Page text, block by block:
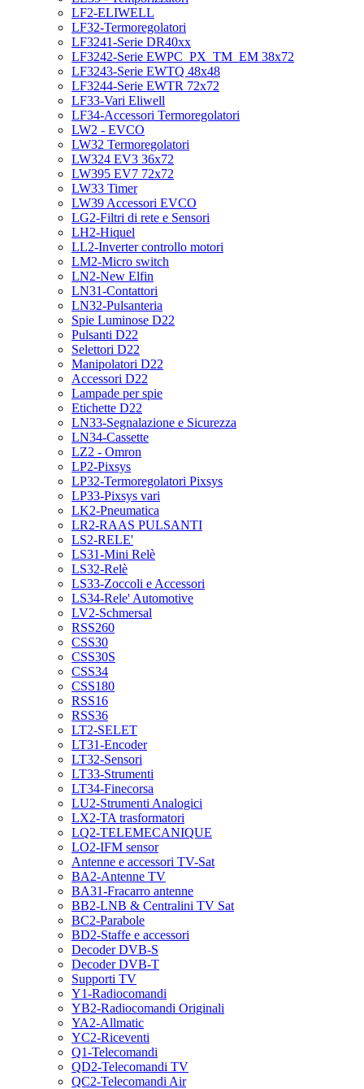
LF2-ELIWELL
LF32-Termoregolatori
LF3241-Serie DR40xx
LF3242-Serie EWPC_PX_TM_EM 38x72
LF3243-Serie EWTQ 48x48
LF3244-Serie EWTR 72x72
LF33-Vari Eliwell
LF34-Accessori Termoregolatori
LW2 - EVCO
LW32 Termoregolatori
LW324 EV3 36x72
LW395 EV7 72x72
LW33 Timer
LW39 Accessori EVCO
LG2-Filtri di rete e Sensori
LH2-Hiquel
LL2-Inverter controllo motori
LM2-Micro switch
LN2-New Elfin
LN31-Contattori
LN32-Pulsanteria
Spie Luminose D22
Pulsanti D22
Selettori D22
Manipolatori D22
Accessori D22
Lampade per spie
Etichette D22
LN33-Segnalazione e Sicurezza
LN34-Cassette
LZ2 - Omron
LP2-Pixsys
LP32-Termoregolatori Pixsys
LP33-Pixsys vari
LK2-Pneumatica
LR2-RAAS PULSANTI
LS2-RELE'
LS31-Mini Relè
LS32-Relè
LS33-Zoccoli e Accessori
LS34-Rele' Automotive
LV2-Schmersal
RSS260
CSS30
CSS30S
CSS34
CSS180
RSS16
RSS36
LT2-SELET
LT31-Encoder
LT32-Sensori
LT33-Strumenti
LT34-Finecorsa
LU2-Strumenti Analogici
LX2-TA trasformatori
LQ2-TELEMECANIQUE
LO2-IFM sensor
Antenne e accessori TV-Sat
BA2-Antenne TV
BA31-Fracarro antenne
BB2-LNB & Centralini TV Sat
BC2-Parabole
BD2-Staffe e accessori
Decoder DVB-S
Decoder DVB-T
Supporti TV
Y1-Radiocomandi
YB2-Radiocomandi Originali
YA2-Allmatic
YC2-Riceventi
Q1-Telecomandi
QD2-Telecomandi TV
QC2-Telecomandi Air